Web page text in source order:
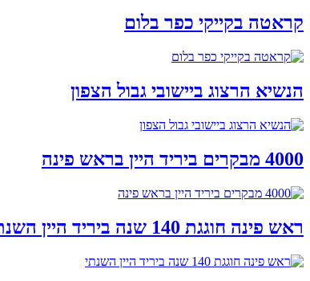
קראטה בקייקי כפר בלום
הנשיא הרצוג ביישובי גבול הצפון
4000 מבקרים ביריד היין בראש פינה
ראש פינה חוגגת 140 שנה ביריד היין השנתי